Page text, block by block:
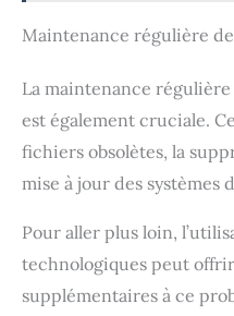
Maintenance régulière de
La maintenance régulière
est également cruciale.
fichiers obsolètes, la
mise à jour des systèmes
Pour aller plus loin,
technologiques peut
supplémentaires à ce